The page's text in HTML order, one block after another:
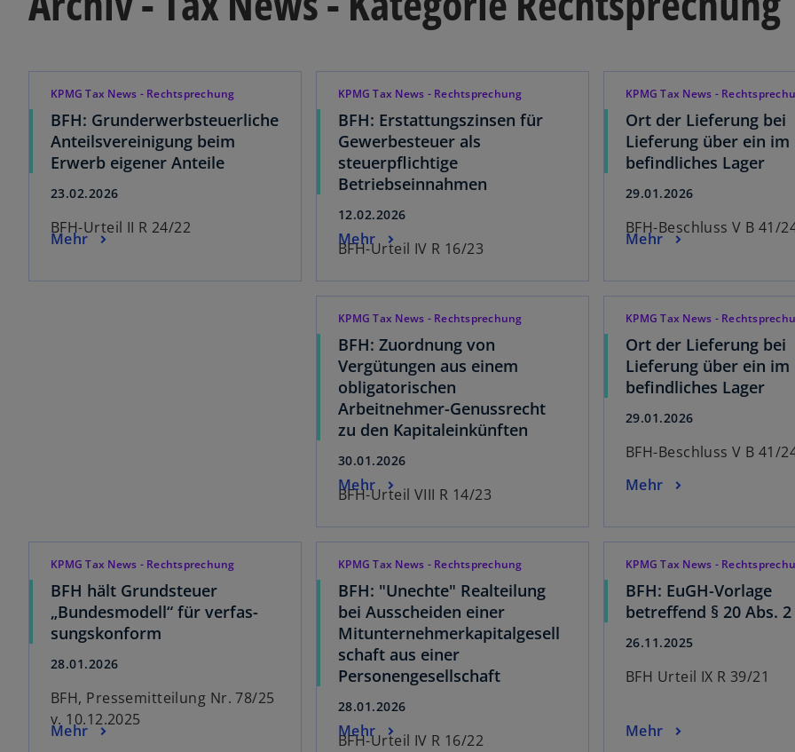
KPMG Tax News - Rechtsprechung
BFH: Grunderwerbsteuerliche
Anteilsvereinigung beim
Erwerb eigener Anteile
23.02.2026
BFH-Urteil II R 24/22
Mehr
KPMG Tax News - Rechtsprechung
BFH: Erstattungszinsen für
Gewerbesteuer als
steuerpflichtige
Betriebseinnahmen
12.02.2026
BFH-Urteil IV R 16/23
Mehr
KPMG Tax News -
Ort der Lieferung bei
Lieferung über ein im
befindliches Lager
29.01.2026
BFH-Beschluss V B 41/
Mehr
KPMG Tax News - Rechtsprechung
BFH: Zuordnung von
Vergütungen aus einem
obligatorischen
Arbeitnehmer-Genussrecht
zu den Kapitaleinkünften
30.01.2026
BFH-Urteil VIII R 14/23
Mehr
KPMG Tax News -
Ort der Lieferung bei
Lieferung über ein im
befindliches Lager
29.01.2026
BFH-Beschluss V B 41/
Mehr
KPMG Tax News - Rechtsprechung
BFH hält Grundsteuer
„Bundesmodell“ für verfas-
sungskonform
28.01.2026
BFH, Pressemitteilung Nr. 78/25
v. 10.12.2025
Mehr
KPMG Tax News - Rechtsprechung
BFH: "Unechte" Realteilung
bei Ausscheiden einer
Mitunternehmerkapitalgesell
schaft aus einer
Personengesellschaft
28.01.2026
BFH-Urteil IV R 16/22
Mehr
KPMG Tax News -
BFH: EuGH-Vorlage
betreffend § 20 Abs. 2
26.11.2025
BFH Urteil IX R 39/21
Mehr